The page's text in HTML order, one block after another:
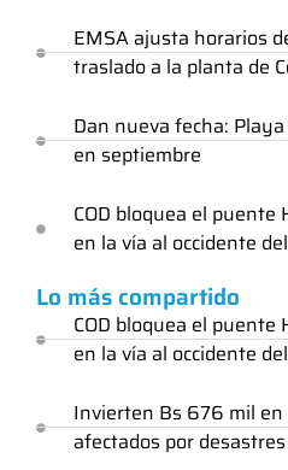
EMSA ajusta horarios
traslado a la planta de
Dan nueva fecha:
en septiembre
COD bloquea el
en la vía al occidente
Lo más compartido
COD bloquea el
en la vía al occidente
Invierten Bs 676 mil
afectados por desastres